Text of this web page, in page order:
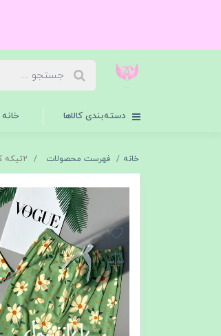
دسته‌بندی کالاها خانه
خانه فهرست محصولات ۲تیکه کد ۱۳۰۰